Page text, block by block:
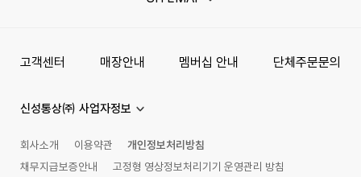
고객센터 매장안내 멤버십 안내 단체주문문의
신성통상㈜ 사업자정보
회사소개 이용약관
개인정보처리방침
채무지급보증안내
고정형 영상정보처리기기 운영관리 방침